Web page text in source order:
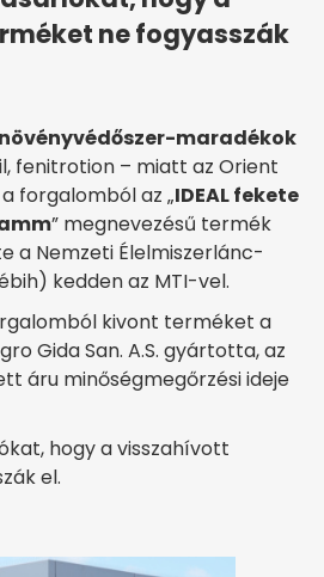
ne fogyasszák
növényvédőszer-maradékok
fenitrotion – miatt az Orient
forgalomból az „IDEAL fekete
” megnevezésű termék
a Nemzeti Élelmiszerlánc-
kedden az MTI-vel.
kivont terméket a
Gida San. A.S. gyártotta, az
áru minőségmegőrzési ideje
hogy a visszahívott
el.